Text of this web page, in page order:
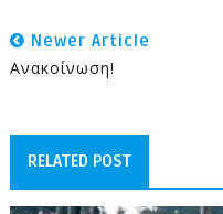
Newer Article
Ανακοίνωση!
RELATED POST